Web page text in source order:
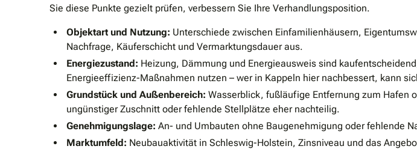
Sie diese Punkte gezielt prüfen, verbessern Sie Ihre Verhandlungsposition.
Objektart und Nutzung: Unterschiede zwischen Einfamilienhäusern,
Nachfrage, Käuferschicht und Vermarktungsdauer aus.
Energiezustand: Heizung, Dämmung und Energieausweis sind
Energieeffizienz-Maßnahmen nutzen – wer in Kappeln hier nachbessert, kann
Grundstück und Außenbereich: Wasserblick, fußläufige Entfernung zum Hafen
ungünstiger Zuschnitt oder fehlende Stellplätze eher nachteilig.
Genehmigungslage: An- und Umbauten ohne Baugenehmigung oder fehlende
Marktumfeld: Neubauaktivität in Schleswig-Holstein, Zinsniveau und das